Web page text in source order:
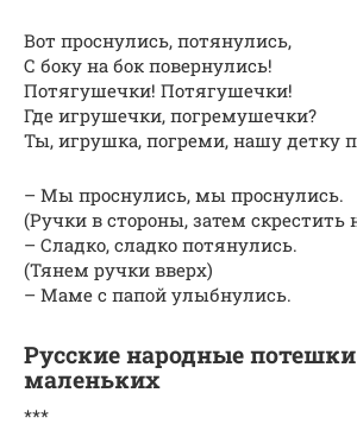
Вот проснулись, потянулись,
С боку на бок повернулись!
Потягушечки! Потягушечки!
Где игрушечки, погремушечки?
Ты, игрушка, погреми, нашу детку
– Мы проснулись, мы проснулись.
(Ручки в стороны, затем скрестить
– Сладко, сладко потянулись.
(Тянем ручки вверх)
– Маме с папой улыбнулись.
Русские народные
маленьких
***